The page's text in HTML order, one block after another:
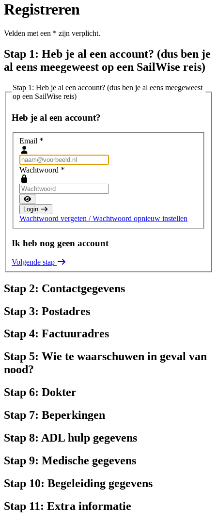
Registreren
Velden met een * zijn verplicht.
Stap 1: Heb je al een account? (dus ben je
al eens meegeweest op een SailWise reis)
Stap 1: Heb je al een account? (dus ben je al eens meegeweest
op een SailWise reis)
Heb je al een account?
Email *
Wachtwoord *
Login
Wachtwoord vergeten / Wachtwoord opnieuw instellen
Ik heb nog geen account
Volgende stap
Stap 2: Contactgegevens
Stap 3: Postadres
Stap 4: Factuuradres
Stap 5: Wie te waarschuwen in geval van
nood?
Stap 6: Dokter
Stap 7: Beperkingen
Stap 8: ADL hulp gegevens
Stap 9: Medische gegevens
Stap 10: Begeleiding gegevens
Stap 11: Extra informatie